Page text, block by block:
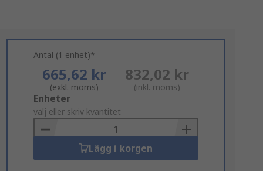
Antal (1 enhet)*
665,62 kr
(exkl. moms)
832,02 kr
(inkl. moms)
Add
to
Basket
Enheter
välj eller skriv kvantitet
Lägg i korgen